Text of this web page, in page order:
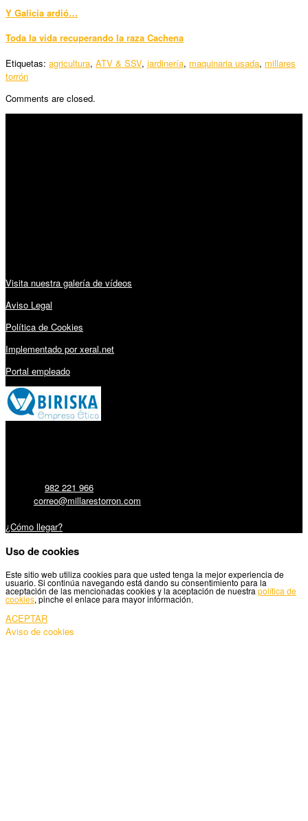
Y Galicia ardió…
Toda la vida recuperando la raza Cachena
Etiquetas: agricultura, ATV & SSV, jardinería, maquinaria usada, millares
torrón
Comments are closed.
Visita nuestra galería de vídeos
Aviso Legal
Política de Cookies
Implementado por xeral.net
Portal empleado
982 221 966
correo@millarestorron.com
¿Cómo llegar?
Uso de cookies
Este sitio web utiliza cookies para que usted tenga la mejor experiencia de
usuario. Si continúa navegando está dando su consentimiento para la
aceptación de las mencionadas cookies y la aceptación de nuestrapolítica de
cookies, pinche el enlace para mayor información.
ACEPTAR
Aviso de cookies